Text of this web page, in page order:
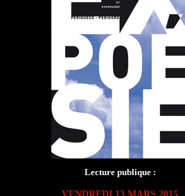
Lecture publique :